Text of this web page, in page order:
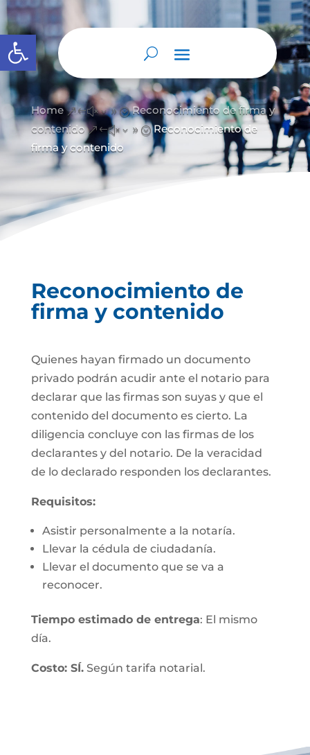
Abrir barra de herramientas
Home &#x39; Reconocimiento de firma y
contenido &#x39; Reconocimiento de
firma y contenido
Reconocimiento de
firma y contenido
Quienes hayan firmado un documento
privado podrán acudir ante el notario para
declarar que las firmas son suyas y que el
contenido del documento es cierto. La
diligencia concluye con las firmas de los
declarantes y del notario. De la veracidad
de lo declarado responden los declarantes.
Requisitos:
Asistir personalmente a la notaría.
Llevar la cédula de ciudadanía.
Llevar el documento que se va a
reconocer.
Tiempo estimado de entrega: El mismo
día.
Costo: SÍ.Según tarifa notarial.